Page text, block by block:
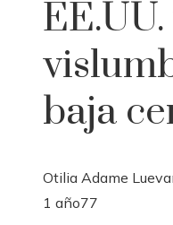
baja
Otilia Adame
1 año77